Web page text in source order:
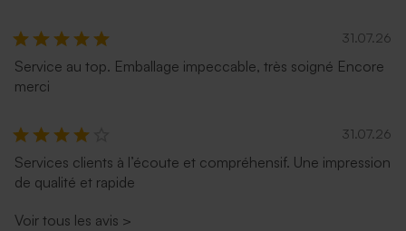
31.07.26
Service au top. Emballage impeccable, très soigné Encore
merci
31.07.26
Services clients à l’écoute et compréhensif. Une impression
de qualité et rapide
Voir tous les avis >